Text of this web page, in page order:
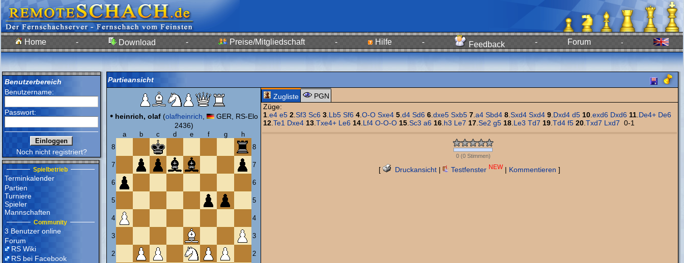
Home - Download - Preise/Mitgliedschaft - Hilfe - Feedback - Forum -
Benutzerbereich
Benutzername:
Passwort:
Noch nicht registriert?
Spielbetrieb
Terminkalender
Partien
Turniere
Spieler
Mannschaften
Community
3 Benutzer online
Forum
RS Wiki
RS bei Facebook
Partieansicht
• heinrich, olaf(olafheinrich
GER, RS-Elo
2436)
a b c d e f g
h
8
8
7 7
6 6
5 5
4 4
3 3
2 2
Zugliste
PGN
Züge:
1 e4 e5 2 Sf3 Sc6 3 Lb5 Sf6 4 O-O Sxe4 5 d4 Sd6 6 dxe5 Sxb5 7 a4 Sbd4 8 Sxd4 Sxd4 9 Dxd4 d5 10 exd6 Dxd6 11 De4+ De6
12 Te1 Dxe4 13 Txe4+ Le6 14 Lf4 O-O-O 15 Sc3 a6 16 h3 Le7 17 Se2 g5 18 Le3 Td7 19 Td4 f5 20 Txd7 Lxd7 0-1
0(0Stimmen)
[ Druckansicht | Testfenster NEW | Kommentieren ]